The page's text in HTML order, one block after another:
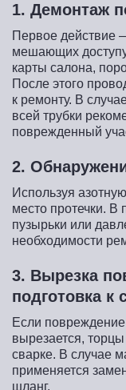
1. Демонтаж
Первое действие
мешающих
карты салона,
После этого
к ремонту. В
всей трубки
поврежденный
2.
Используя
место протечки. В
пузырьки или
необходимости
3. Вырезка
подготовка к
Если повреждение
вырезается,
сварке. В случае
применяется
шланг.